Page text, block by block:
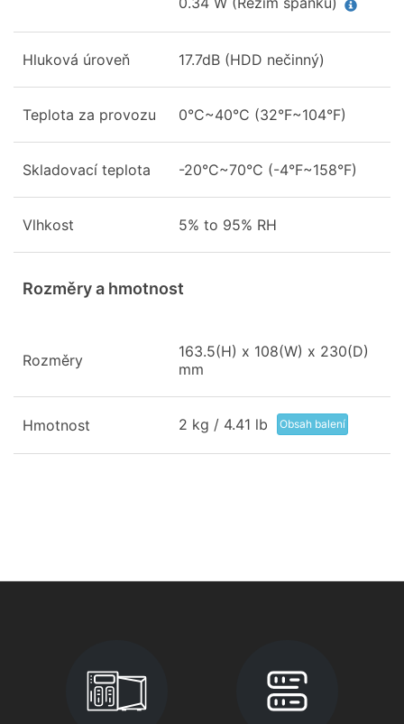
Hluková úroveň 17.7dB (HDD nečinný)
Teplota za provozu 0°C~40°C (32°F~104°F)
Skladovací teplota -20°C~70°C (-4°F~158°F)
Vlhkost 5% to 95% RH
Rozměry a hmotnost
Rozměry
163.5(H) x 108(W) x 230(D)
mm
Hmotnost 2 kg / 4.41 lb Obsah balení